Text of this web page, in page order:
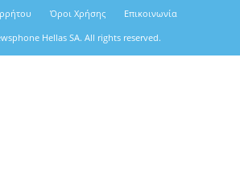
Όροι Χρήσης
Επικοινωνία
Hellas SA. All rights reserved.